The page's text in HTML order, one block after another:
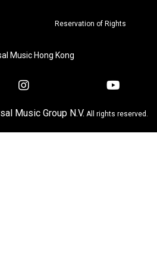
Reservation of Rights
Music Hong Kong
Music Group N.V. All rights reserved.